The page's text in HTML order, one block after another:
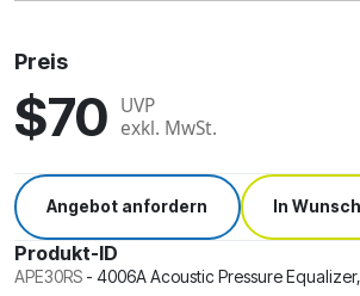
Preis
$70 UVP
exkl. MwSt.
Angebot anfordern In
Produkt-ID
APE30RS - 4006A Acoustic Pressure